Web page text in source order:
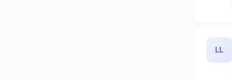
LL